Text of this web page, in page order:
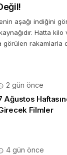
aşağı indiğini
Hatta
görülen rakamlarla
2 gün önce
Ağustos
Filmler
4 gün önce